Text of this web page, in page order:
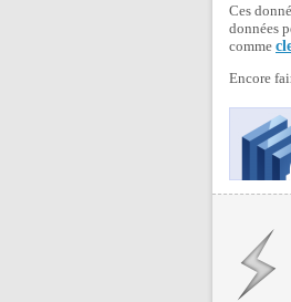
Ces
données
comme
Encore